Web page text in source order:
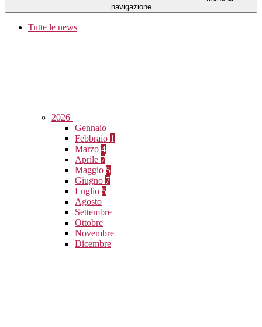
navigazione
Tutte le news
2026
Gennaio
Febbraio 1
Marzo 4
Aprile 7
Maggio 5
Giugno 7
Luglio 5
Agosto
Settembre
Ottobre
Novembre
Dicembre